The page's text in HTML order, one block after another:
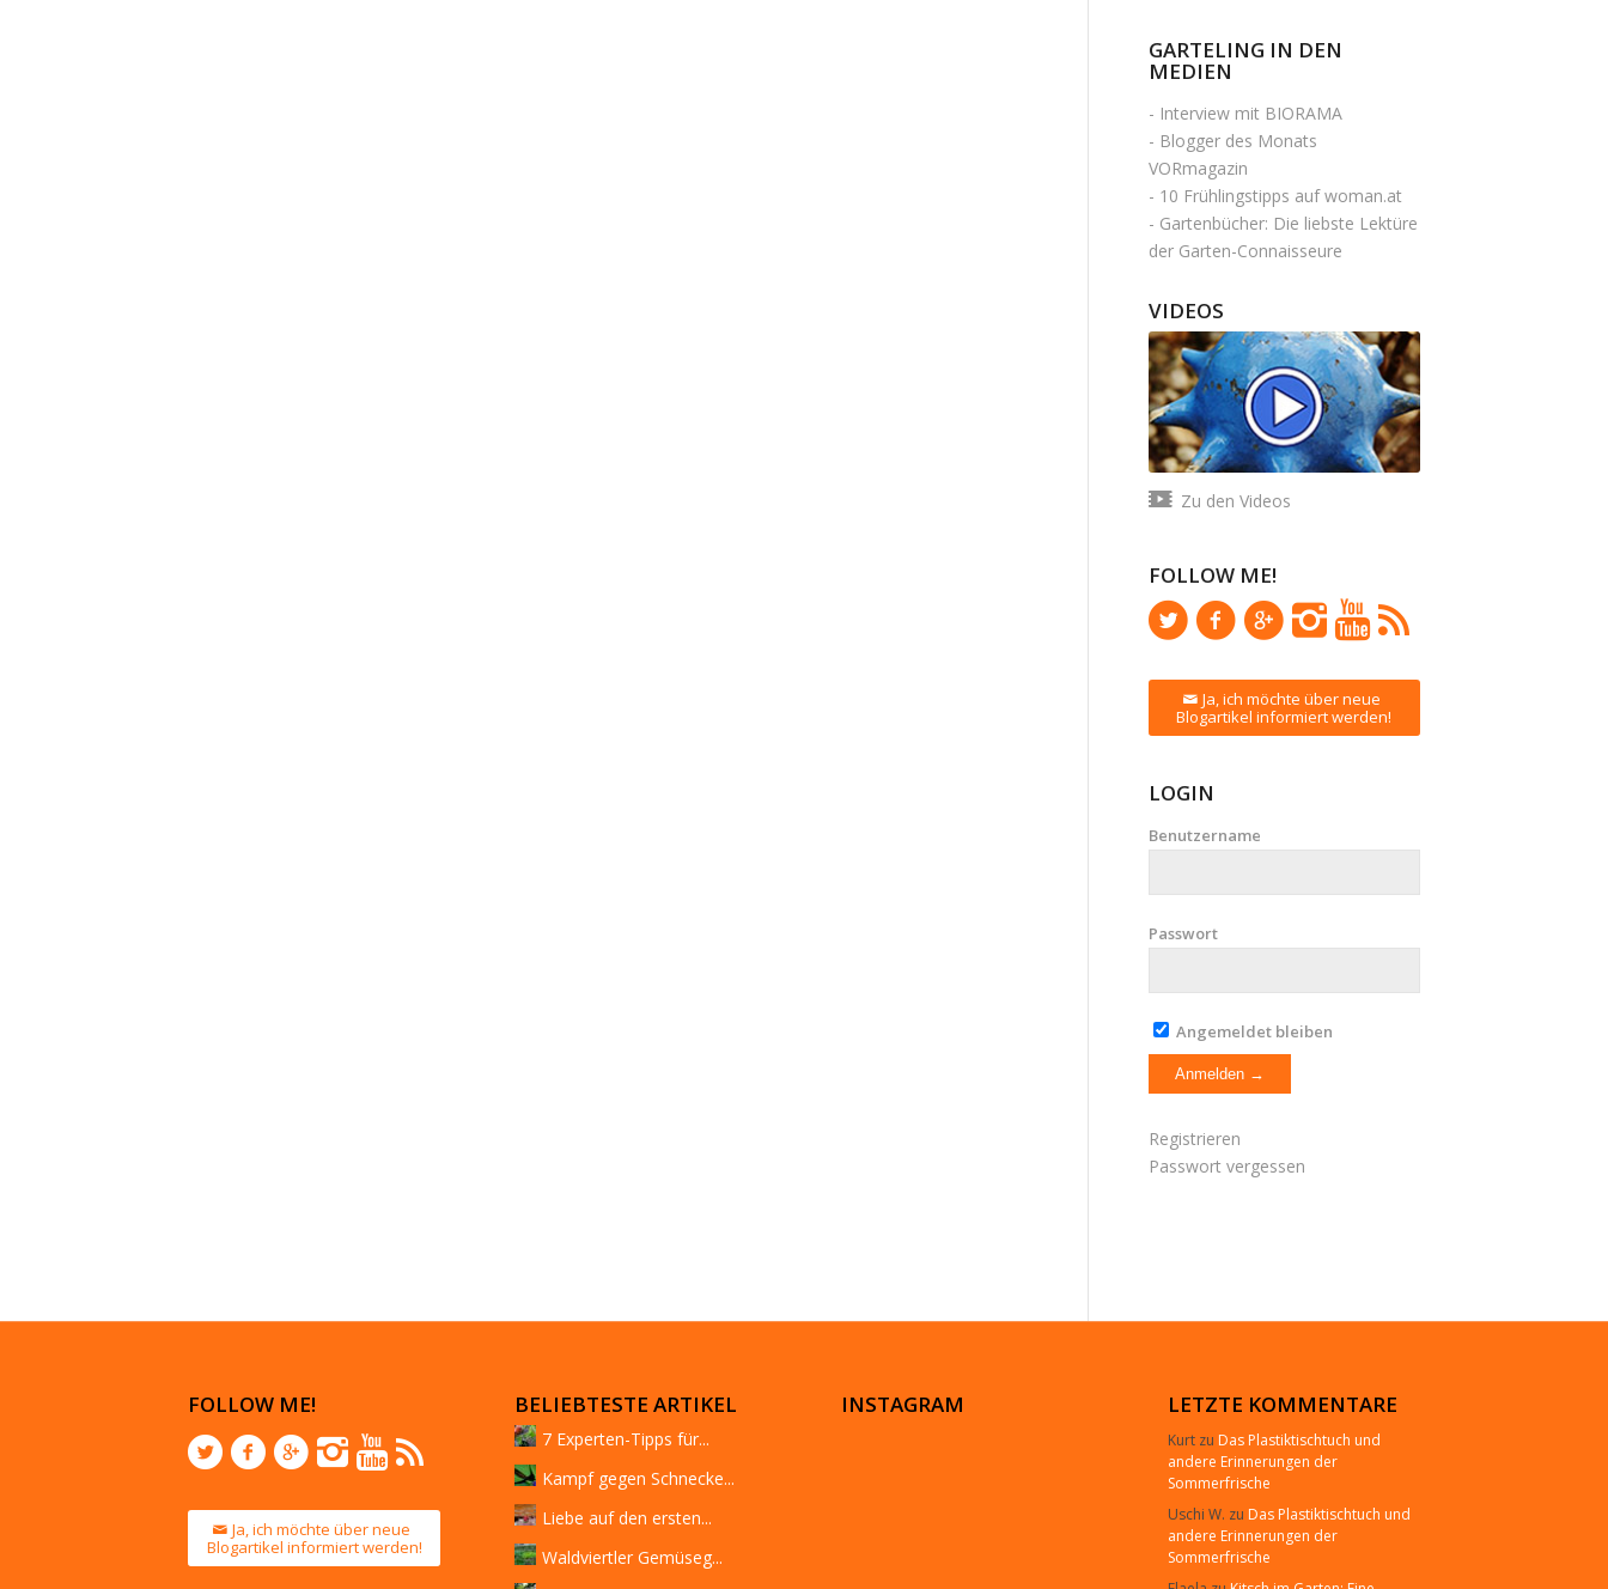
GARTELING IN DEN
MEDIEN
- Interview mit BIORAMA
- Blogger des Monats
VORmagazin
- 10 Frühlingstipps auf woman.at
- Gartenbücher: Die liebste Lektüre
der Garten-Connaisseure
VIDEOS
Zu den Videos
FOLLOW ME!
Ja, ich möchte über neue
Blogartikel informiert werden!
LOGIN
Benutzername
Passwort
Angemeldet bleiben
Registrieren
Passwort vergessen
FOLLOW ME!
Ja, ich möchte über neue
Blogartikel informiert werden!
BELIEBTESTE ARTIKEL
7 Experten-Tipps für...
Kampf gegen Schnecke...
Liebe auf den ersten...
Waldviertler Gemüseg...
INSTAGRAM LETZTE KOMMENTARE
Kurtzu Das Plastiktischtuch und
andere Erinnerungen der
Sommerfrische
Uschi W. zu Das Plastiktischtuch und
andere Erinnerungen der
Sommerfrische